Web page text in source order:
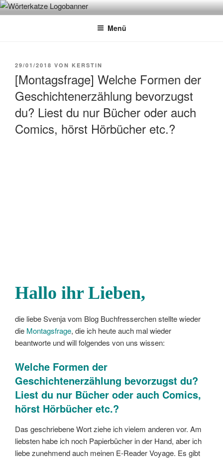
Zum
InhaltWÖRTERKATZE
Von Büchern erzählen
Menü
VERÖFFENTLICHT
29/01/2018 VON KERSTIN
[Montagsfrage] Welche Formen der
Geschichtenerzählung bevorzugst
du? Liest du nur Bücher oder auch
Comics, hörst Hörbücher etc.?
Hallo ihr Lieben,
die liebe Svenja vom Blog Buchfresserchen stellte wieder
die Montagsfrage, die ich heute auch mal wieder
beantworte und will folgendes von uns wissen:
Welche Formen der
Geschichtenerzählung bevorzugst du?
Liest du nur Bücher oder auch Comics,
hörst Hörbücher etc.?
Das geschriebene Wort ziehe ich vielem anderen vor. Am
liebsten habe ich noch Papierbücher in der Hand, aber ich
liebe zunehmend auch meinen E-Reader Voyage. Es gibt